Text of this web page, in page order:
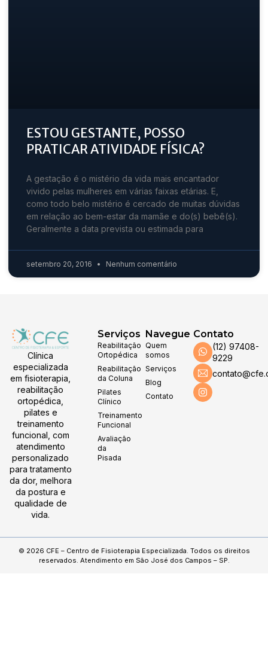
ESTOU GESTANTE, POSSO
PRATICAR ATIVIDADE FÍSICA?
A gestação é o mistério da vida mais encantador
vivido pelas mulheres em várias faixas etárias. E,
como todo belo mistério é cercado de muitas dúvidas
em relação ao bem-estar da mamãe e do(s) bebê(s).
Geralmente a data prevista ou estimada para
setembro 20, 2016 Nenhum comentário
Clínica
especializada
em fisioterapia,
reabilitação
ortopédica,
pilates e
treinamento
funcional, com
atendimento
personalizado
para tratamento
da dor, melhora
da postura e
qualidade de
vida.
Serviços
Reabilitação
Ortopédica
Reabilitação
da Coluna
Pilates
Clínico
Treinamento
Funcional
Avaliação
da
Pisada
Navegue
Quem
somos
Serviços
Blog
Contato
Contato
(12) 97408-
9229
© 2026 CFE – Centro de Fisioterapia Especializada. Todos os direitos
reservados. Atendimento em São José dos Campos – SP.